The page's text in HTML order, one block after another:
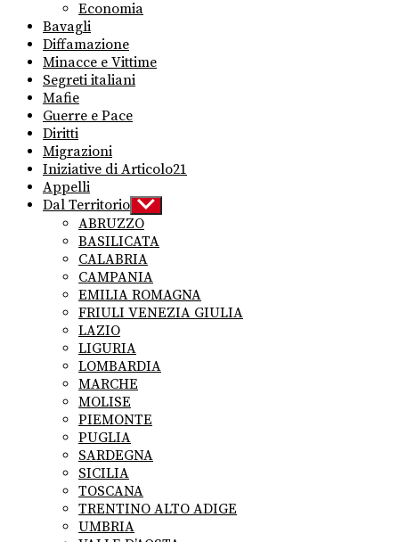
Economia
Bavagli
Diffamazione
Minacce e Vittime
Segreti italiani
Mafie
Guerre e Pace
Diritti
Migrazioni
Iniziative di Articolo21
Appelli
Dal Territorio Show
sub
menu
ABRUZZO
BASILICATA
CALABRIA
CAMPANIA
EMILIA ROMAGNA
FRIULI VENEZIA GIULIA
LAZIO
LIGURIA
LOMBARDIA
MARCHE
MOLISE
PIEMONTE
PUGLIA
SARDEGNA
SICILIA
TOSCANA
TRENTINO ALTO ADIGE
UMBRIA